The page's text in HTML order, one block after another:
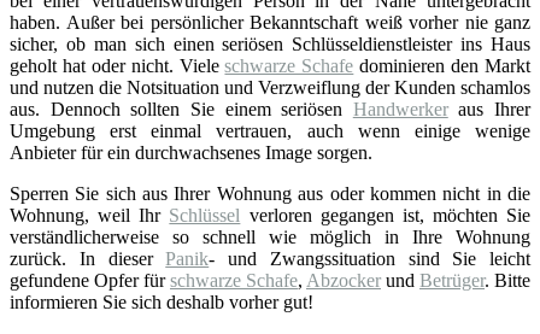
haben. Außer bei persönlicher Bekanntschaft weiß vorher nie ganz
sicher, ob man sich einen seriösen Schlüsseldienstleister ins Haus
geholt hat oder nicht. Vieleschwarze Schafe dominieren den Markt
und nutzen die Notsituation und Verzweiflung der Kunden schamlos
aus. Dennoch sollten Sie einem seriösen Handwerkeraus Ihrer
Umgebung erst einmal vertrauen, auch wenn einige wenige
Anbieter für ein durchwachsenes Image sorgen.
Sperren Sie sich aus Ihrer Wohnung aus oder kommen nicht in die
Wohnung, weil Ihr Schlüssel verloren gegangen ist, möchten Sie
verständlicherweise so schnell wie möglich in Ihre Wohnung
zurück. In dieserPanik- und Zwangssituation sind Sie leicht
gefundene Opfer fürschwarze Schafe, Abzocker und Betrüger. Bitte
informieren Sie sich deshalb vorher gut!